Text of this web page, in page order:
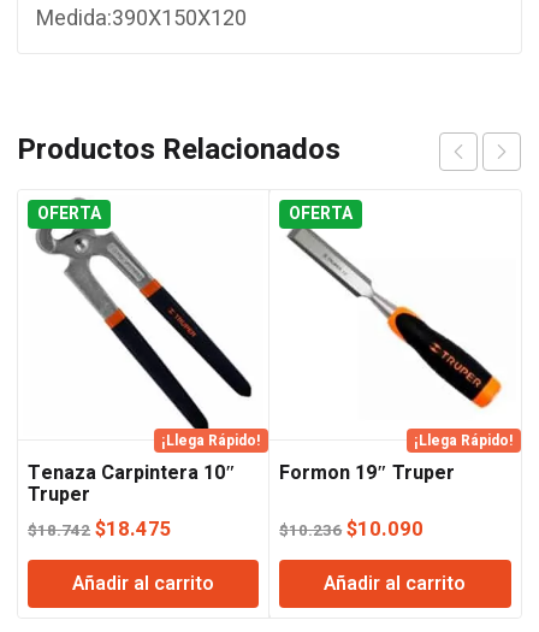
Medida:390X150X120
Productos Relacionados
OFERTA
¡Llega Rápido!
Tenaza Carpintera 10″
Truper
$18.742 El
precio
original
era:
$18.475
precio
actual
es:
Añadir al carrito
OFERTA
¡Llega Rápido!
Formon 19″ Truper
$10.236El
precio
original
era:
$10.090
precio
actual
es:
Añadir al carrito